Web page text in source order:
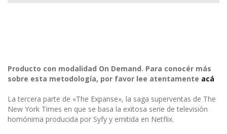
Producto con modalidad On Demand. Para conocér más
sobre esta metodología, por favor lee atentamente acá
La tercera parte de «The Expanse», la saga superventas de The
New York Times en que se basa la exitosa serie de televisión
homónima producida por Syfy y emitida en Netflix.